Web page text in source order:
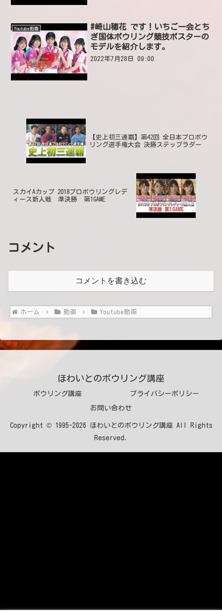
Youtube動画
#崎山穂花 です！いちご一会とち
ぎ国体ボウリング競技ポスターの
モデルを紹介します。
2022年7月28日 09:00
【史上初三連覇】第42回 全日本プロボウ
リング選手権大会 決勝ステップラダー
スカイAカップ 2018プロボウリングレデ
ィース新人戦 準決勝 第1GAME
コメント
コメントを書き込む
ホーム 動画 Youtube動画
ほわいとのボウリング講座
ボウリング講座 プライバシーポリシー
お問い合わせ
Copyright © 1995-2026 ほわいとのボウリング講座 All Rights
Reserved.